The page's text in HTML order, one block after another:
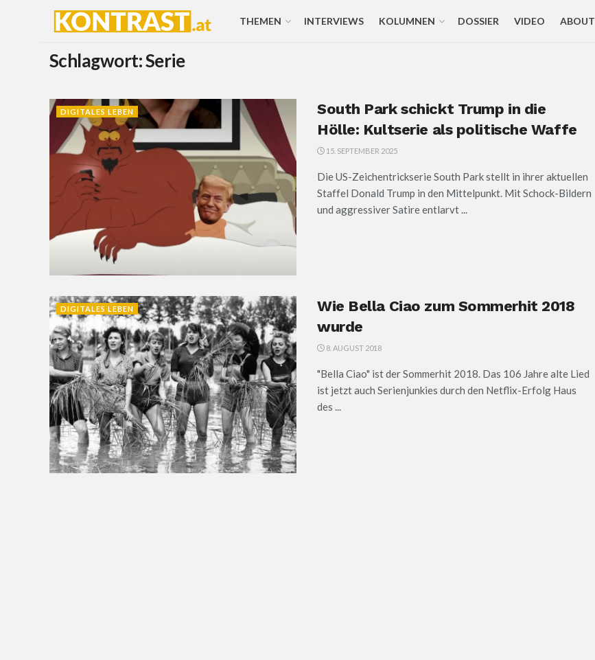
THEMEN INTERVIEWS KOLUMNEN DOSSIER VIDEO ABOUT
Schlagwort:Serie
DIGITALES LEBEN
South Park schickt Trump in die
Hölle: Kultserie als politische Waffe
15. SEPTEMBER 2025
Die US-Zeichentrickserie South Park stellt in ihrer aktuellen
Staffel Donald Trump in den Mittelpunkt. Mit Schock-Bildern
und aggressiver Satire entlarvt ...
DIGITALES LEBEN
Wie Bella Ciao zum Sommerhit 2018
wurde
8. AUGUST 2018
"Bella Ciao" ist der Sommerhit 2018. Das 106 Jahre alte Lied
ist jetzt auch Serienjunkies durch den Netflix-Erfolg Haus
des ...